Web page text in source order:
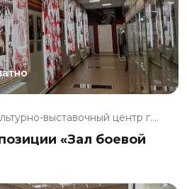
выставочный центр г....
«Зал боевой